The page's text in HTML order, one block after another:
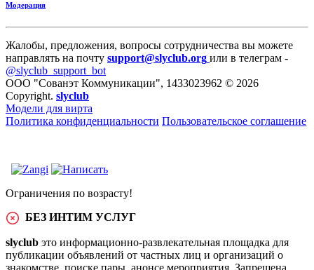
Модерация
Жалобы, предложения, вопросы сотрудничества вы можете
направлять на почту support@slyclub.org или в телеграм -
@slyclub_support_bot
ООО "Сованэт Коммуникации", 1433023962 © 2026
Copyright. slyclub
Модели для вирта
Политика конфиденциальности Пользовательское соглашение
Ограничения по возрасту!
БЕЗ ИНТИМ УСЛУГ
slyclub это информационно-развлекательная площадка для
публикации объявлений от частных лиц и организаций о